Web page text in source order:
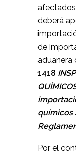
deberá
de
aduanera
1418
químicos
Por el